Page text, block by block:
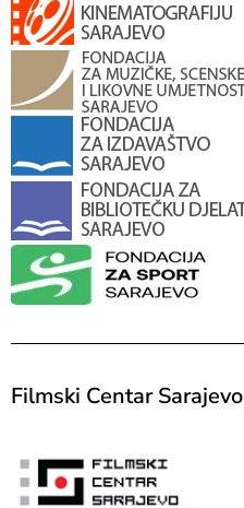
Filmski Centar Sarajevo